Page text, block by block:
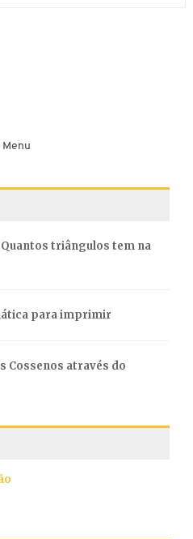
triângulos tem na
para imprimir
Cossenos através do